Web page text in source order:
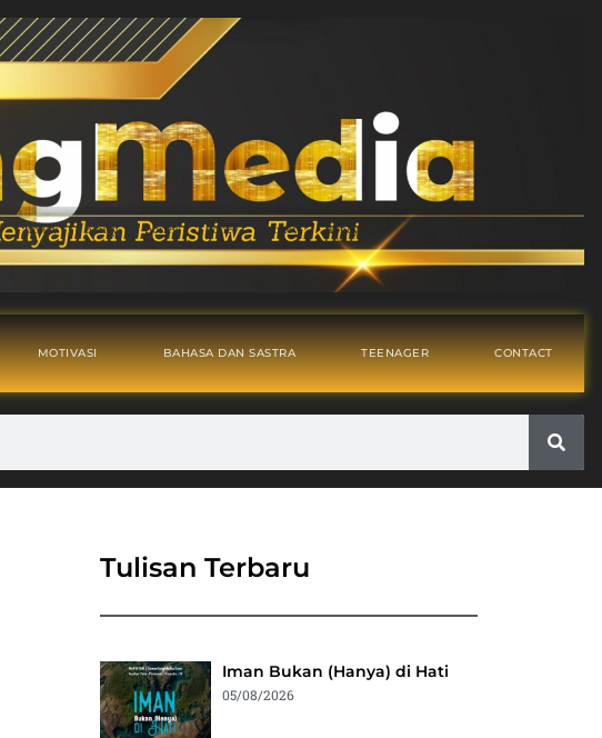
MOTIVASI BAHASA DAN SASTRA TEENAGER CONTACT
Tulisan Terbaru
Iman Bukan (Hanya) di Hati
05/08/2026